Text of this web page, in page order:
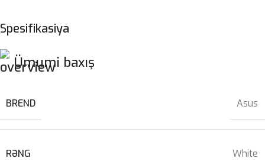
Spesifikasiya
Ümumi baxış
BREND Asus
RƏNG White